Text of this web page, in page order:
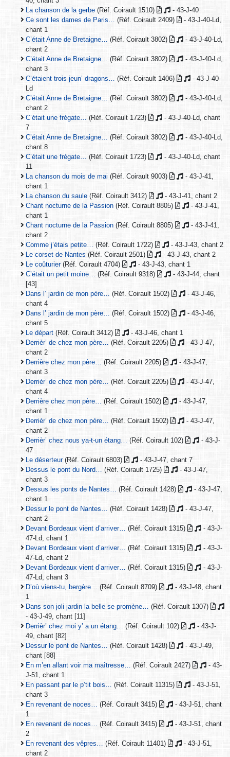
La chanson de la gerbe (Réf. Coirault 1510)
- 43-J-40
Ce sont les dames de Paris…
(Réf. Coirault 2409)
- 43-J-40-Ld,
chant 1
C’était Anne de Bretaigne…
(Réf. Coirault 3802)
- 43-J-40-Ld,
chant 2
C’était Anne de Bretaigne…
(Réf. Coirault 3802)
- 43-J-40-Ld,
chant 3
C’étaient trois jeun’ dragons…
(Réf. Coirault 1406)
- 43-J-40-
Ld
C’était Anne de Bretaigne…
(Réf. Coirault 3802)
- 43-J-40-Ld,
chant 2
C’était une frégate…
(Réf. Coirault 1723)
- 43-J-40-Ld, chant
7
C’était Anne de Bretaigne…
(Réf. Coirault 3802)
- 43-J-40-Ld,
chant 8
C’était une frégate…
(Réf. Coirault 1723)
- 43-J-40-Ld, chant
11
La chanson du mois de mai (Réf. Coirault 9003)
- 43-J-41,
chant 1
La chanson du saule (Réf. Coirault 3412)
- 43-J-41, chant 2
Chant nocturne de la Passion (Réf. Coirault 8805)
- 43-J-41,
chant 1
Chant nocturne de la Passion (Réf. Coirault 8805)
- 43-J-41,
chant 2
Comme j’étais petite…
(Réf. Coirault 1722)
- 43-J-43, chant 2
Le corset de Nantes (Réf. Coirault 2501)
- 43-J-43, chant 2
Le coûturier(Réf. Coirault 4704)
- 43-J-43, chant 1
C’était un petit moine…
(Réf. Coirault 9318)
- 43-J-44, chant
[43]
Dans l’ jardin de mon père…
(Réf. Coirault 1502)
- 43-J-46,
chant 4
Dans l’ jardin de mon père…
(Réf. Coirault 1502)
- 43-J-46,
chant 5
Le départ (Réf. Coirault 3412)
- 43-J-46, chant 1
Derrièr’ de chez mon père…
(Réf. Coirault 2205)
- 43-J-47,
chant 2
Derrière chez mon père…
(Réf. Coirault 2205)
- 43-J-47,
chant 3
Derrièr’ de chez mon père…
(Réf. Coirault 2205)
- 43-J-47,
chant 4
Derrière chez mon père…
(Réf. Coirault 1502)
- 43-J-47,
chant 1
Derrièr’ de chez mon père…
(Réf. Coirault 1502)
- 43-J-47,
chant 2
Derrièr’ chez nous ya-t-un étang…
(Réf. Coirault 102)
- 43-J-
47
Le déserteur(Réf. Coirault 6803)
- 43-J-47, chant 7
Dessus le pont du Nord…
(Réf. Coirault 1725)
- 43-J-47,
chant 3
Dessus les ponts de Nantes…
(Réf. Coirault 1428)
- 43-J-47,
chant 1
Dessur le pont de Nantes…
(Réf. Coirault 1428)
- 43-J-47,
chant 2
Devant Bordeaux vient d’arriver…
(Réf. Coirault 1315)
- 43-J-
47-Ld, chant 1
Devant Bordeaux vient d’arriver…
(Réf. Coirault 1315)
- 43-J-
47-Ld, chant 2
Devant Bordeaux vient d’arriver…
(Réf. Coirault 1315)
- 43-J-
47-Ld, chant 3
D’où viens-tu, bergère…
(Réf. Coirault 8709)
- 43-J-48, chant
1
Dans son joli jardin la belle se promène…
(Réf. Coirault 1307)
- 43-J-49, chant [11]
Derrièr’ chez moi y’ a un étang…
(Réf. Coirault 102)
- 43-J-
49, chant [82]
Dessur le pont de Nantes…
(Réf. Coirault 1428)
- 43-J-49,
chant [88]
En m’en allant voir ma maîtresse…
(Réf. Coirault 2427)
- 43-
J-51, chant 1
En passant par le p’tit bois…
(Réf. Coirault 11315)
- 43-J-51,
chant 3
En revenant de noces…
(Réf. Coirault 3415)
- 43-J-51, chant
1
En revenant de noces…
(Réf. Coirault 3415)
- 43-J-51, chant
2
En revenant des vêpres…
(Réf. Coirault 11401)
- 43-J-51,
chant 2